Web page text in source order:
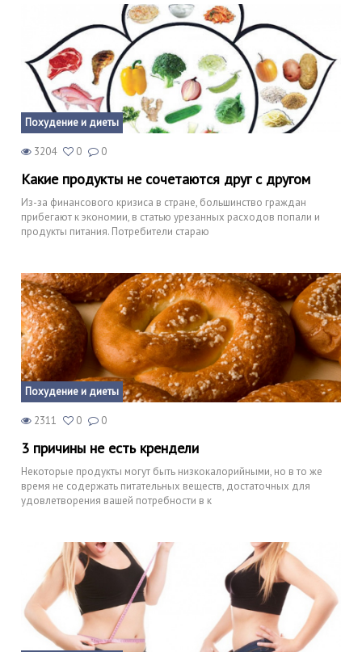
Похудение и диеты
3204 0 0
Какие продукты не сочетаются друг с другом
Из-за финансового кризиса в стране, большинство граждан
прибегают к экономии, в статью урезанных расходов попали и
продукты питания. Потребители стараю
Похудение и диеты
2311 0 0
3 причины не есть крендели
Некоторые продукты могут быть низкокалорийными, но в то же
время не содержать питательных веществ, достаточных для
удовлетворения вашей потребности в к